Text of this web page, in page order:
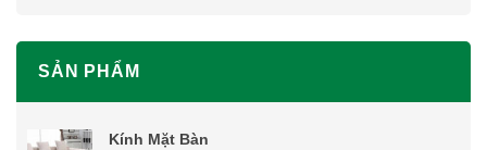
SẢN PHẨM
Kính Mặt Bàn